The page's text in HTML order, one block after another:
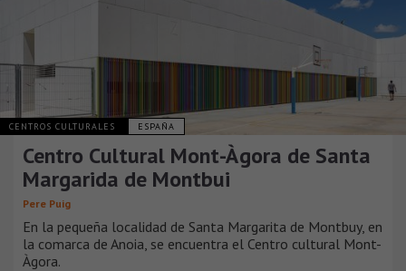
CENTROS CULTURALES ESPAÑA
Centro Cultural Mont-Àgora de Santa
Margarida de Montbui
Pere Puig
En la pequeña localidad de Santa Margarita de Montbuy, en
la comarca de Anoia, se encuentra el Centro cultural Mont-
Àgora.